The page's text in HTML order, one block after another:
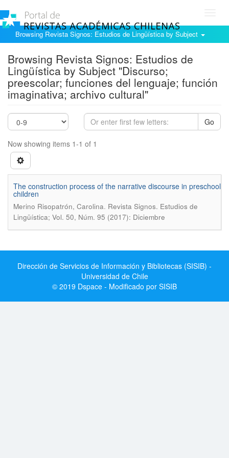
Browsing Revista Signos: Estudios de Lingüística by Subject
Browsing Revista Signos: Estudios de
Lingüística by Subject "Discurso;
preescolar; funciones del lenguaje; función
imaginativa; archivo cultural"
Go
Now showing items 1-1 of 1
The construction process of the narrative discourse in preschool
children
Merino Risopatrón, Carolina. Revista Signos. Estudios de
Lingüística; Vol. 50, Núm. 95 (2017): Diciembre
Dirección de Servicios de Información y Bibliotecas (SISIB) -
Universidad de Chile
© 2019 Dspace - Modificado por SISIB